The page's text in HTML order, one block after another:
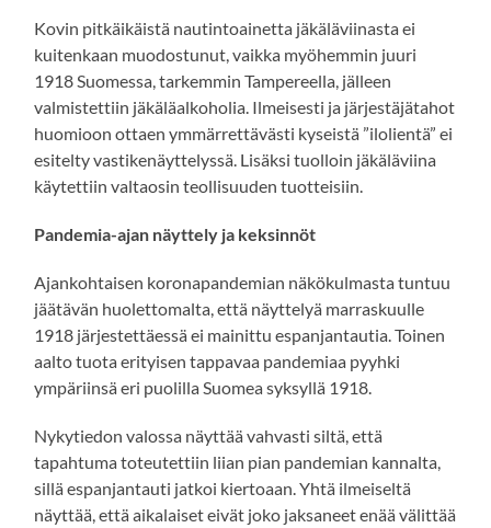
Kovin pitkäikäistä nautintoainetta jäkäläviinasta ei
kuitenkaan muodostunut, vaikka myöhemmin juuri
1918 Suomessa, tarkemmin Tampereella, jälleen
valmistettiin jäkäläalkoholia. Ilmeisesti ja järjestäjätahot
huomioon ottaen ymmärrettävästi kyseistä ”ilolientä” ei
esitelty vastikenäyttelyssä. Lisäksi tuolloin jäkäläviina
käytettiin valtaosin teollisuuden tuotteisiin.
Pandemia-ajan näyttely ja keksinnöt
Ajankohtaisen koronapandemian näkökulmasta tuntuu
jäätävän huolettomalta, että näyttelyä marraskuulle
1918 järjestettäessä ei mainittu espanjantautia. Toinen
aalto tuota erityisen tappavaa pandemiaa pyyhki
ympäriinsä eri puolilla Suomea syksyllä 1918.
Nykytiedon valossa näyttää vahvasti siltä, että
tapahtuma toteutettiin liian pian pandemian kannalta,
sillä espanjantauti jatkoi kiertoaan. Yhtä ilmeiseltä
näyttää, että aikalaiset eivät joko jaksaneet enää välittää